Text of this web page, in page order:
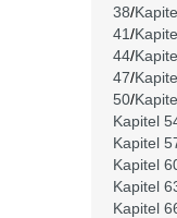
38/
41/
44/
47/
50/
Kapitel
Kapitel
Kapitel
Kapitel
Kapitel